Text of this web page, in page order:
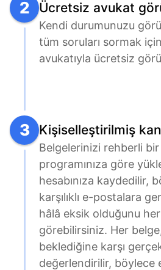
2 Ücretsiz avukat
Kendi durumunuzu
tüm soruları sormak
avukatıyla ücretsiz
3 Kişiselleştirilmiş
Belgelerinizi rehberli bir
programınıza göre
hesabınıza kaydedilir,
karşılıklı e-postalara
hâlâ eksik olduğunu
görebilirsiniz. Her belge,
beklediğine karşı
değerlendirilir, böylece